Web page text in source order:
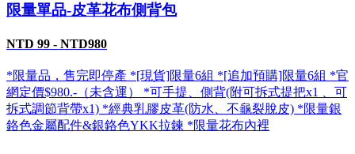
限量單品-皮革花布側背包
NTD 99 - NTD980
*限量品，售完即停產 *[現貨]限量6組 *[追加預購]限量6組 *官
網定價$980.-（未含運） *可手提、側背(附可拆式提把x1 、可
拆式調節背帶x1) *經典乳膠皮革(防水、不龜裂脫皮) *限量銀
鉻色金屬配件&銀鉻色YKK拉鍊 *限量花布內裡